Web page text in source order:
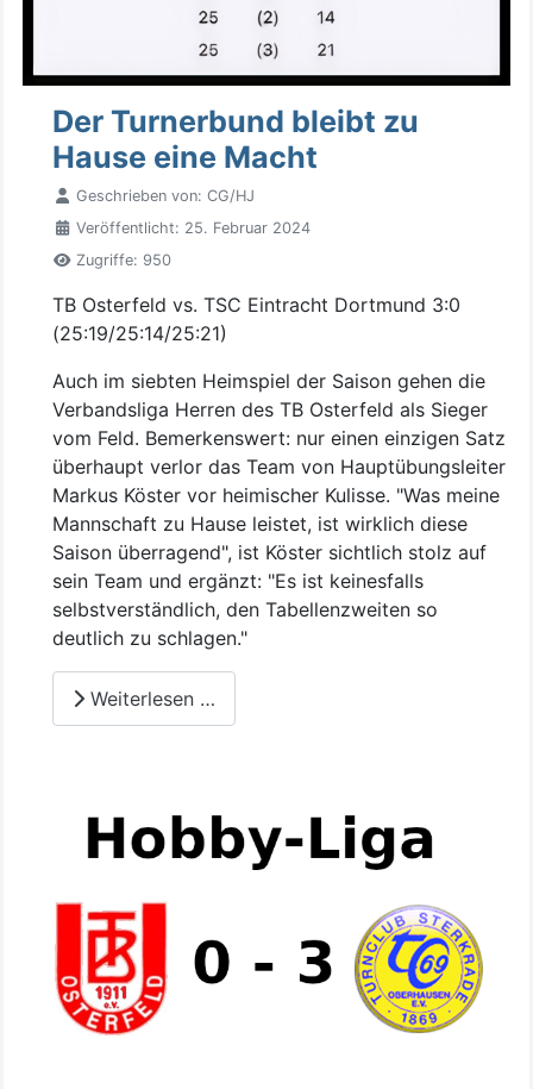
Der Turnerbund bleibt zu
Hause eine Macht
Geschrieben von: CG/HJ
Veröffentlicht: 25. Februar 2024
Zugriffe: 950
TB Osterfeld vs. TSC Eintracht Dortmund 3:0
(25:19/25:14/25:21)
Auch im siebten Heimspiel der Saison gehen die
Verbandsliga Herren des TB Osterfeld als Sieger
vom Feld. Bemerkenswert: nur einen einzigen Satz
überhaupt verlor das Team von Hauptübungsleiter
Markus Köster vor heimischer Kulisse. "Was meine
Mannschaft zu Hause leistet, ist wirklich diese
Saison überragend", ist Köster sichtlich stolz auf
sein Team und ergänzt: "Es ist keinesfalls
selbstverständlich, den Tabellenzweiten so
deutlich zu schlagen."
Weiterlesen …